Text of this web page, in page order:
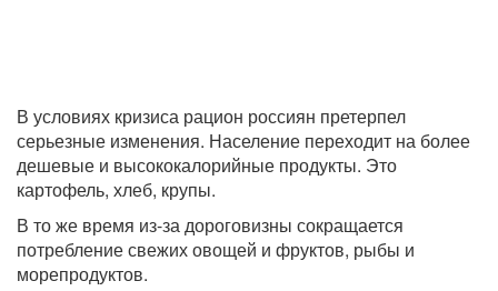
В условиях кризиса рацион россиян претерпел
серьезные изменения. Население переходит на более
дешевые и высококалорийные продукты. Это
картофель, хлеб, крупы.
В то же время из-за дороговизны сокращается
потребление свежих овощей и фруктов, рыбы и
морепродуктов.